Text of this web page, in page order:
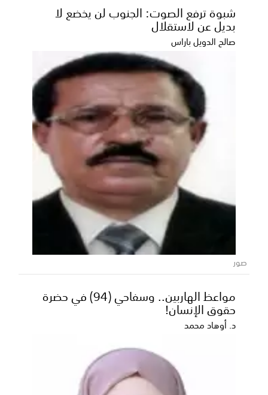
شبوة ترفع الصوت: الجنوب لن يخضع لا
بديل عن لاستقلال
صالح الدويل باراس
صور
مواعظ الهاربين.. وسفاحي (94) في حضرة
حقوق الإنسان!
د. أوهاد محمد